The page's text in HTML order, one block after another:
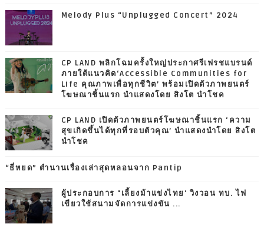
Melody Plus “Unplugged Concert” 2024
CP LAND พลิกโฉมครั้งใหญ่ประกาศรีเฟรชแบรนด์
ภายใต้แนวคิด‘Accessible Communities for
Life คุณภาพเพื่อทุกชีวิต’ พร้อมเปิดตัวภาพยนตร์
โฆษณาชิ้นแรก นำแสดงโดย สิงโต นำโชค
CP LAND เปิดตัวภาพยนตร์โฆษณาชิ้นแรก ‘ความ
สุขเกิดขึ้นได้ทุกที่รอบตัวคุณ’ นำแสดงนำโดย สิงโต
นำโชค
“ธี่หยด” ตำนานเรื่องเล่าสุดหลอนจาก Pantip
ผู้ประกอบการ "เลี้ยงม้าแข่งไทย' วิงวอน ทบ. ไฟ
เขียวใช้สนามจัดการแข่งขัน ...